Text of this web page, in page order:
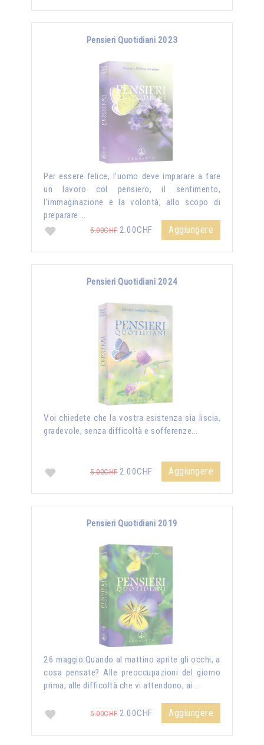
Pensieri Quotidiani 2023
Per essere felice, l’uomo deve imparare a fare
un lavoro col pensiero, il sentimento,
l’immaginazione e la volontà, allo scopo di
preparare …
5.00CHF2.00CHF Aggiungere
Pensieri Quotidiani 2024
Voi chiedete che la vostra esistenza sia liscia,
gradevole, senza difficoltà e sofferenze...
5.00CHF2.00CHF Aggiungere
Pensieri Quotidiani 2019
26 maggio:Quando al mattino aprite gli occhi, a
cosa pensate? Alle preoccupazioni del giorno
prima, alle difficoltà che vi attendono, ai …
5.00CHF2.00CHF Aggiungere